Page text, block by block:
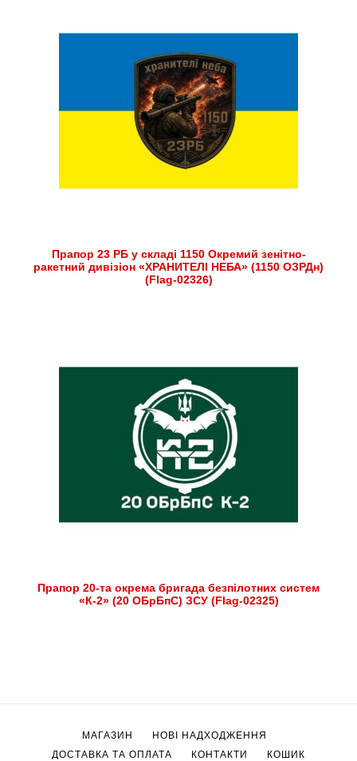
Прапор 23 РБ у складі 1150 Окремий зенітно-
ракетний дивізіон «ХРАНИТЕЛІ НЕБА» (1150 ОЗРДн)
(Flag-02326)
Прапор 20-та окрема бригада безпілотних систем
«К-2» (20 ОБрБпС) ЗСУ (Flag-02325)
МАГАЗИН
НОВІ НАДХОДЖЕННЯ
ДОСТАВКА ТА ОПЛАТА
КОНТАКТИ КОШИК